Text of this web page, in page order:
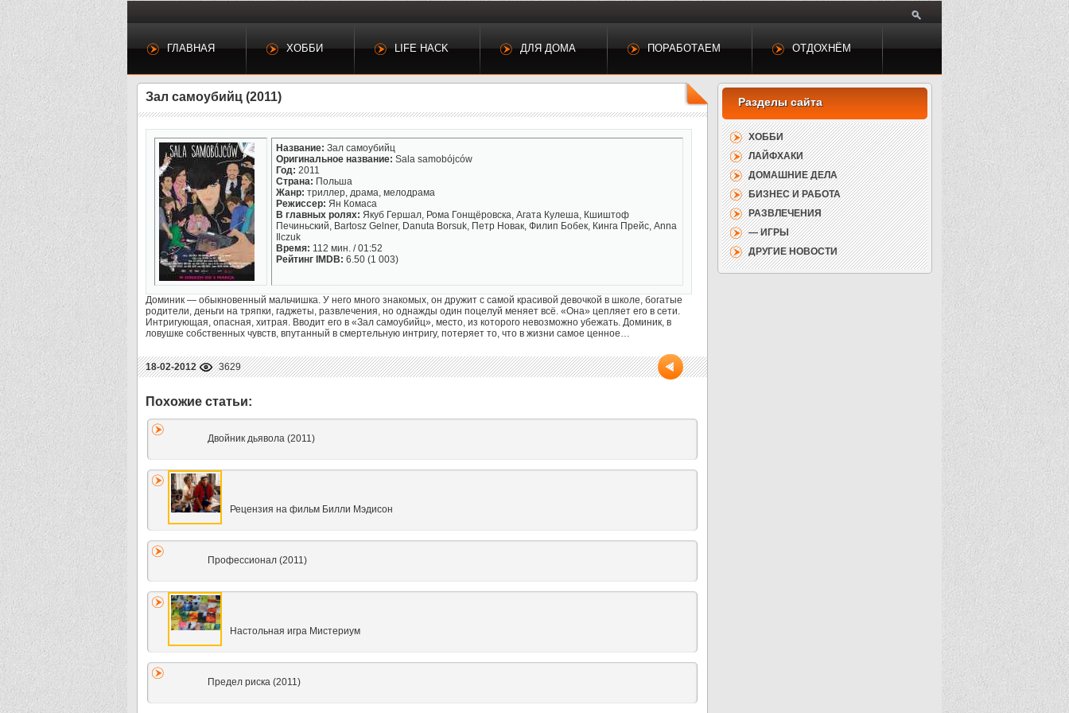
ГЛАВНАЯ ХОББИ LIFE HACK ДЛЯ ДОМА ПОРАБОТАЕМ ОТДОХНЁМ
Зал самоубийц (2011)
Название: Зал самоубийц
Оригинальное название: Sala samobójców
Год: 2011
Страна: Польша
Жанр: триллер, драма, мелодрама
Режиссер: Ян Комаса
В главных ролях: Якуб Гершал, Рома Гонщёровска, Агата Кулеша, Кшиштоф
Печиньский, Bartosz Gelner, Danuta Borsuk, Петр Новак, Филип Бобек, Кинга Прейс, Anna
Ilczuk
Время: 112 мин. / 01:52
Рейтинг IMDB: 6.50 (1 003)
Доминик — обыкновенный мальчишка. У него много знакомых, он дружит с самой красивой девочкой в школе, богатые
родители, деньги на тряпки, гаджеты, развлечения, но однажды один поцелуй меняет всё. «Она» цепляет его в сети.
Интригующая, опасная, хитрая. Вводит его в «Зал самоубийц», место, из которого невозможно убежать. Доминик, в
ловушке собственных чувств, впутанный в смертельную интригу, потеряет то, что в жизни самое ценное…
18-02-2012 3629
Двойник дьявола (2011)
Рецензия на фильм Билли Мэдисон
Профессионал (2011)
Настольная игра Мистериум
Предел риска (2011)
ХОББИ
ЛАЙФХАКИ
ДОМАШНИЕ ДЕЛА
БИЗНЕС И РАБОТА
РАЗВЛЕЧЕНИЯ
— ИГРЫ
ДРУГИЕ НОВОСТИ